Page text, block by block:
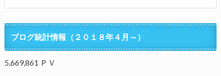
ブログ統計情報（２０１８年４月～）
5,669,861 ＰＶ